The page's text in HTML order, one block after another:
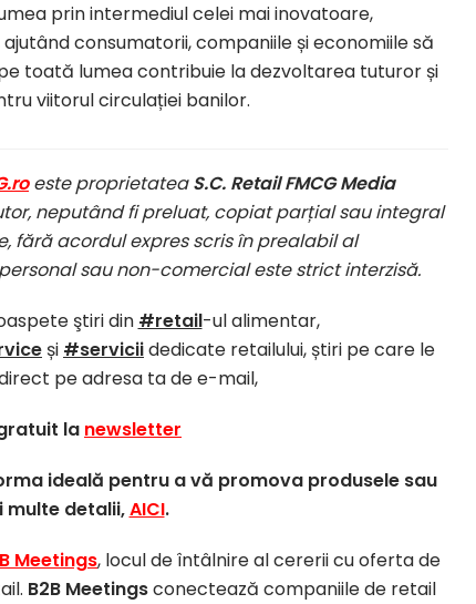
prin intermediul celei mai inovatoare,
consumatorii, companiile și economiile să
toată lumea contribuie la dezvoltarea tuturor și
viitorul circulației banilor.
este proprietateaS.C. Retail FMCG Media
neputând fi preluat, copiat parțial sau integral
fără acordul expres scris în prealabil al
sau non-comercial este strict interzisă.
ştiri din #retail-ul alimentar,
și #serviciidedicate retailului, știri pe care le
pe adresa ta de e-mail,
la newsletter
ideală pentru a vă promova produsele sau
multe detalii,AICI.
Meetings, locul de întâlnire al cererii cu oferta de
B2B Meetingsconectează companiile de retail